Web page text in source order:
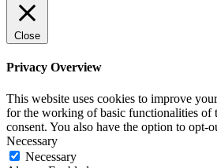
Close
Privacy Overview
This website uses cookies to improve
for the working of basic functionalities of
consent. You also have the option to opt-
Necessary
Necessary